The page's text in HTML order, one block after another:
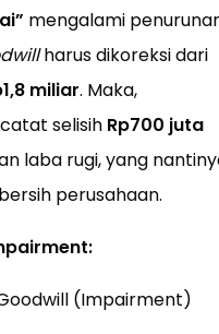
mengalami
harus dikoreksi dari
miliar. Maka,
selisih Rp700 juta
laba rugi, yang
perusahaan.
(Impairment)